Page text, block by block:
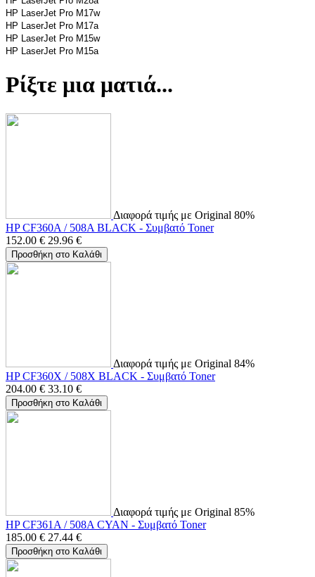
HP LaserJet Pro M17w
HP LaserJet Pro M17a
HP LaserJet Pro M15w
HP LaserJet Pro M15a
Ρίξτε μια ματιά...
Διαφορά τιμής με Original 80%
HP CF360A / 508A BLACK - Συμβατό Toner
152.00 € 29.96 €
Προσθήκη στο Καλάθι
Διαφορά τιμής με Original 84%
HP CF360X / 508X BLACK - Συμβατό Toner
204.00 € 33.10 €
Προσθήκη στο Καλάθι
Διαφορά τιμής με Original 85%
HP CF361A / 508A CYAN - Συμβατό Toner
185.00 € 27.44 €
Προσθήκη στο Καλάθι